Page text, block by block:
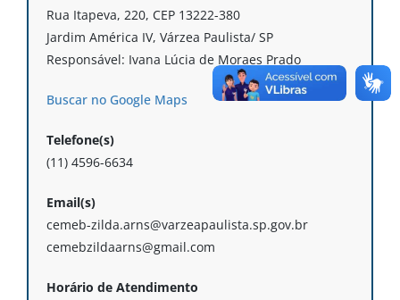
Rua Itapeva, 220, CEP 13222-380
Jardim América IV, Várzea Paulista/ SP
Responsável: Ivana Lúcia de Moraes Prado
Buscar no Google Maps
Telefone(s)
(11) 4596-6634
Email(s)
cemeb-zilda.arns@varzeapaulista.sp.gov.br
cemebzildaarns@gmail.com
Horário de Atendimento